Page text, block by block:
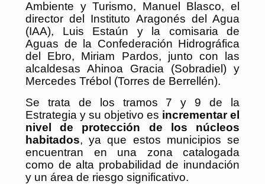
Ambiente y Turismo, Manuel Blasco, el
director del Instituto Aragonés del Agua
(IAA), Luis Estaún y la comisaria de
Aguas de la Confederación Hidrográfica
del Ebro, Miriam Pardos, junto con las
alcaldesas Ahinoa Gracia (Sobradiel) y
Mercedes Trébol (Torres de Berrellén).
Se trata de los tramos 7 y 9 de la
Estrategia y su objetivo es incrementar el
nivel de protección de los núcleos
habitados, ya que estos municipios se
encuentran en una zona catalogada
como de alta probabilidad de inundación
y un área de riesgo significativo.